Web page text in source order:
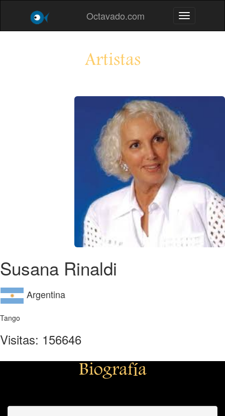
Octavado.com Toggle
Artistas
Susana Rinaldi
Argentina
Tango
Visitas: 156646
Biografía